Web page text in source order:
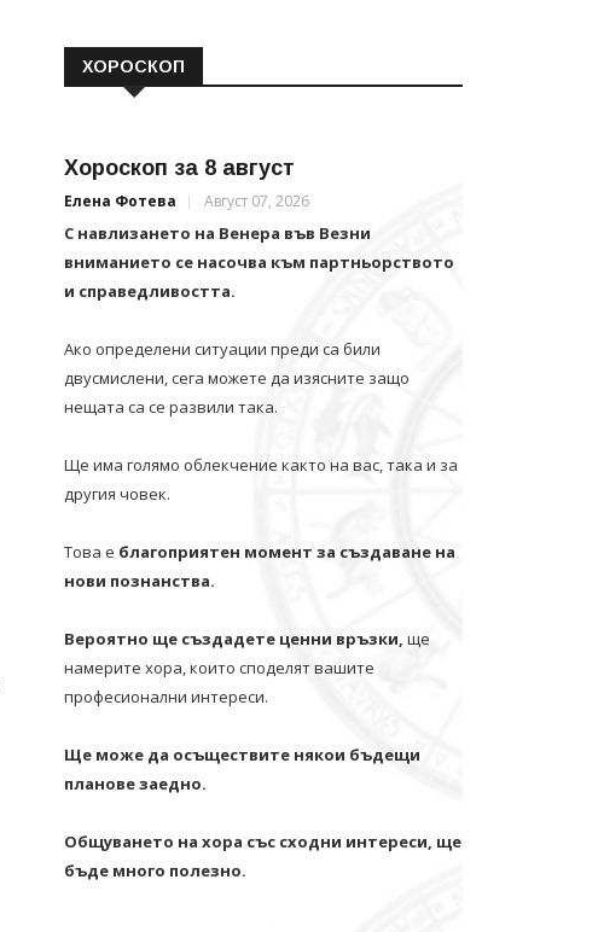
ХОРОСКОП
Хороскоп за 8 август
Елена Фотева Август 07, 2026
С навлизането на Венера във Везни
вниманието се насочва към партньорството
и справедливостта.
Ако определени ситуации преди са били
двусмислени, сега можете да изясните защо
нещата са се развили така.
Ще има голямо облекчение както на вас, така и за
другия човек.
Това е благоприятен момент за създаване на
нови познанства.
Вероятно ще създадете ценни връзки, ще
намерите хора, които споделят вашите
професионални интереси.
Ще може да осъществите някои бъдещи
планове заедно.
Общуването на хора със сходни интереси, ще
бъде много полезно.